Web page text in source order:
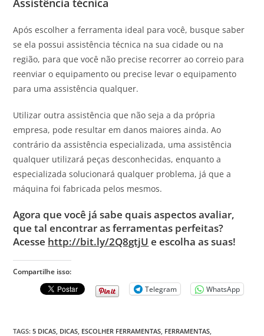
Assistência técnica
Após escolher a ferramenta ideal para você, busque saber
se ela possui assistência técnica na sua cidade ou na
região, para que você não precise recorrer ao correio para
reenviar o equipamento ou precise levar o equipamento
para uma assistência qualquer.
Utilizar outra assistência que não seja a da própria
empresa, pode resultar em danos maiores ainda. Ao
contrário da assistência especializada, uma assistência
qualquer utilizará peças desconhecidas, enquanto a
especializada solucionará qualquer problema, já que a
máquina foi fabricada pelos mesmos.
Agora que você já sabe quais aspectos avaliar,
que tal encontrar as ferramentas perfeitas?
Acesse http://bit.ly/2Q8gtjU e escolha as suas!
Compartilhe isso:
Telegram
WhatsApp
TAGS:5 DICAS, DICAS, ESCOLHER FERRAMENTAS, FERRAMENTAS,